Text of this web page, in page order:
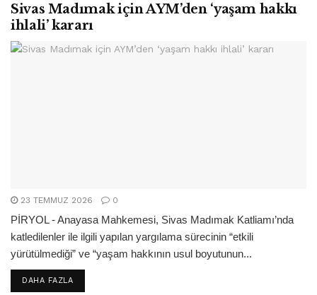
Sivas Madımak için AYM’den ‘yaşam hakkı
ihlali’ kararı
23 TEMMUZ 2026 0
PİRYOL - Anayasa Mahkemesi, Sivas Madımak Katliamı’nda
katledilenler ile ilgili yapılan yargılama sürecinin “etkili
yürütülmediği” ve “yaşam hakkının usul boyutunun...
DAHA FAZLADETAILS